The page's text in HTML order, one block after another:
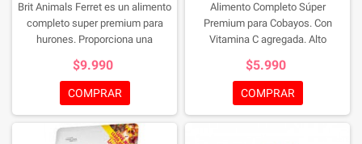
Brit Animals Ferret es un alimento
completo super premium para
hurones. Proporciona una
contiene vitaminas y nutrientes
esenciales. Sin azúcar añadido.
Libre de grano.
$9.990
COMPRAR
Alimento Completo Súper
Premium para Cobayos. Con
Vitamina C agregada. Alto
y en calorías. Contiene cardo de
leche (Silybum marianum) para
favorecer una digestión y un
metabolismo saludables. Alimento
$5.990
COMPRAR